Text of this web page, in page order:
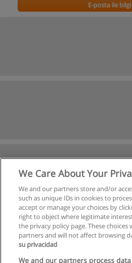
E-posta ile bilgi
İleri
-6
We Care About Your
We and our partners store and/or
such as unique IDs in cookies to
accept or manage your choices by
right to object where legitimate
the privacy policy page. These choices
partners and will not affect browsing
su privacidad
We and our partners process